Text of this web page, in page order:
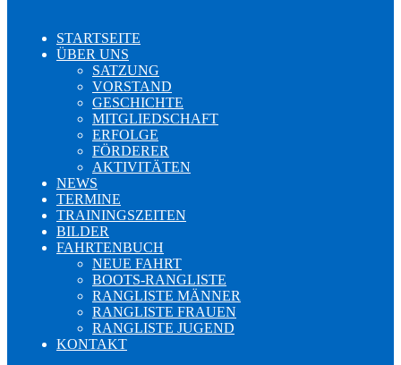
STARTSEITE
ÜBER UNS
SATZUNG
VORSTAND
GESCHICHTE
MITGLIEDSCHAFT
ERFOLGE
FÖRDERER
AKTIVITÄTEN
NEWS
TERMINE
TRAININGSZEITEN
BILDER
FAHRTENBUCH
NEUE FAHRT
BOOTS-RANGLISTE
RANGLISTE MÄNNER
RANGLISTE FRAUEN
RANGLISTE JUGEND
KONTAKT